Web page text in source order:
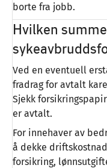
borte fra jobb.
Hvilken
Ved en eventuell
fradrag for avtalt
Sjekk
er avtalt.
For innehaver av
å dekke
forsikring,